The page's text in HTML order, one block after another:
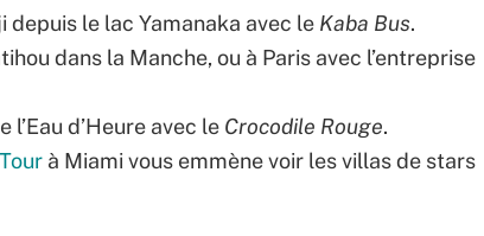
depuis le lac Yamanaka avec le Kaba Bus.
dans la Manche, ou à Paris avec l’entreprise
l’Eau d’Heure avec le Crocodile Rouge.
à Miami vous emmène voir les villas de stars